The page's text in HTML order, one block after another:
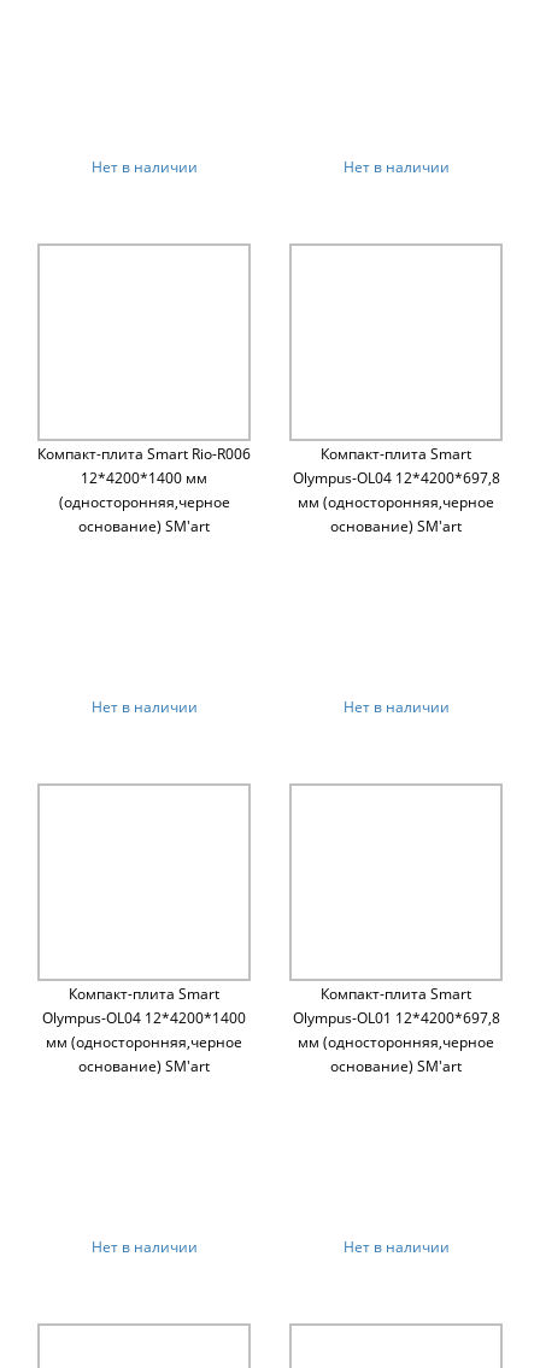
Нет в наличии Нет в наличии
Компакт-плита Smart Rio-R006
12*4200*1400 мм
(односторонняя,черное
основание) SM'art
Нет в наличии
Компакт-плита Smart
Olympus-OL04 12*4200*697,8
мм (односторонняя,черное
основание) SM'art
Нет в наличии
Компакт-плита Smart
Olympus-OL04 12*4200*1400
мм (односторонняя,черное
основание) SM'art
Нет в наличии
Компакт-плита Smart
Olympus-OL01 12*4200*697,8
мм (односторонняя,черное
основание) SM'art
Нет в наличии